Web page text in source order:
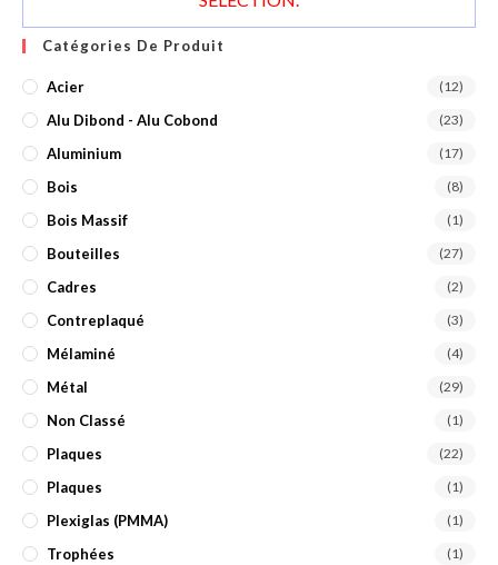
Catégories De Produit
Acier (12)
Alu Dibond - Alu Cobond (23)
Aluminium (17)
Bois (8)
Bois Massif (1)
Bouteilles (27)
Cadres (2)
Contreplaqué (3)
Mélaminé (4)
Métal (29)
Non Classé (1)
Plaques (22)
Plaques (1)
Plexiglas (PMMA) (1)
Trophées (1)